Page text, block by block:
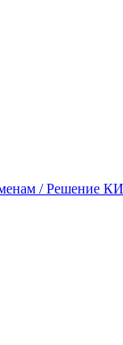
/ Решение